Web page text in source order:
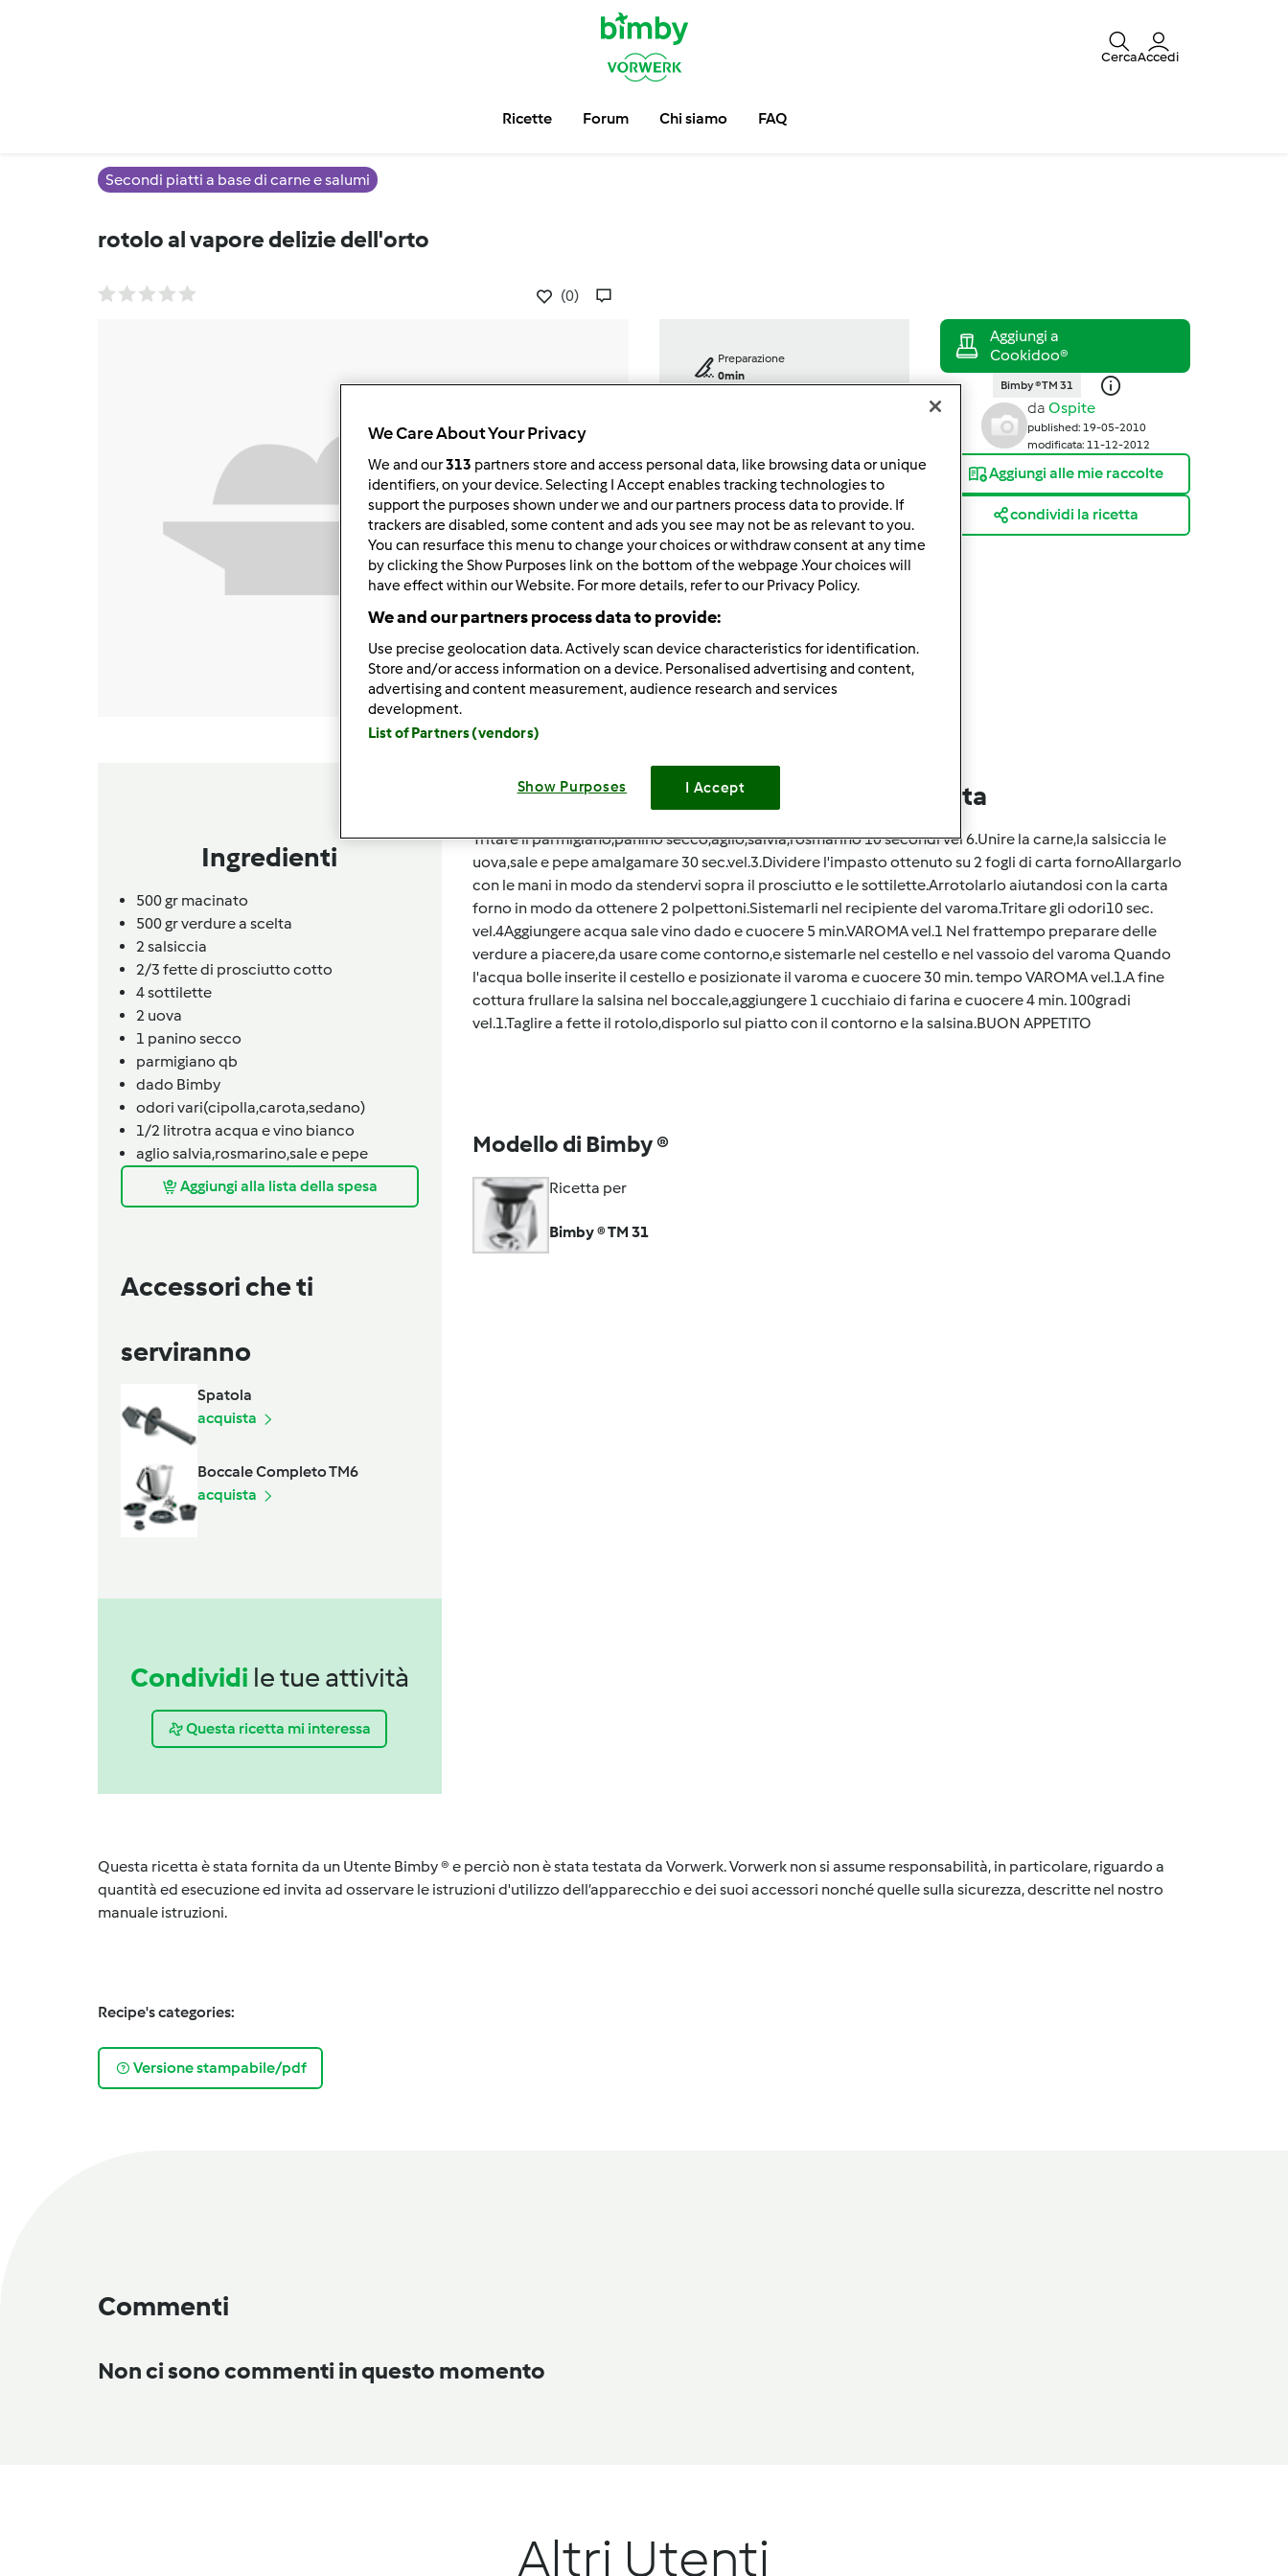
CercaAccedi
Ricette Forum Chi siamo FAQ
Secondi piatti a base di carne e salumi
rotolo al vapore delizie dell'orto
(0)
Preparazione
0min
0min
porzione/porzioni
0pezzo/pezzi
Difficoltà
--
Bimby ® TM 31
da Ospite
published: 19-05-2010
modificata: 11-12-2012
Aggiungi alle mie raccolte
condividi la ricetta
Ingredienti
500 gr macinato
500 gr verdure a scelta
2 salsiccia
2/3 fettedi prosciutto cotto
4 sottilette
2 uova
1 panino secco
parmigiano qb
dado Bimby
odori vari(cipolla,carota,sedano)
1/2 litrotra acqua e vino bianco
aglio salvia,rosmarino,sale e pepe
Aggiungi alla lista della spesa
Accessori che ti
serviranno
Spatola
acquista
Boccale Completo TM6
acquista
Condividi le tue attività
Questa ricetta mi interessa
Preparazione della ricetta
Tritare il parmigiano,panino secco,aglio,salvia,rosmarino 10 secondi vel 6.Unire la carne,la salsiccia le
uova,sale e pepe amalgamare 30 sec.vel.3.Dividere l'impasto ottenuto su 2 fogli di carta fornoAllargarlo
con le mani in modo da stendervi sopra il prosciutto e le sottilette.Arrotolarlo aiutandosi con la carta
forno in modo da ottenere 2 polpettoni.Sistemarli nel recipiente del varoma.Tritare gli odori10 sec.
vel.4Aggiungere acqua sale vino dado e cuocere 5 min.VAROMA vel.1 Nel frattempo preparare delle
verdure a piacere,da usare come contorno,e sistemarle nel cestello e nel vassoio del varoma Quando
l'acqua bolle inserite il cestello e posizionate il varoma e cuocere 30 min. tempo VAROMA vel.1.A fine
cottura frullare la salsina nel boccale,aggiungere 1 cucchiaio di farina e cuocere 4 min. 100gradi
vel.1.Taglire a fette il rotolo,disporlo sul piatto con il contorno e la salsina.BUON APPETITO
Modello di Bimby ®
Ricetta per
Bimby ® TM 31
Questa ricetta è stata fornita da un Utente Bimby ® e perciò non è stata testata da Vorwerk. Vorwerk non si assume responsabilità, in particolare, riguardo a
quantità ed esecuzione ed invita ad osservare le istruzioni d'utilizzo dell’apparecchio e dei suoi accessori nonché quelle sulla sicurezza, descritte nel nostro
manuale istruzioni.
Recipe's categories:
Versione stampabile/pdf
Commenti
Non ci sono commenti in questo momento
Altri Utenti
We Care About Your Privacy
We and our313 partners store and access personal data, like browsing data or unique
identifiers, on your device. Selecting I Accept enables tracking technologies to
support the purposes shown under we and our partners process data to provide. If
trackers are disabled, some content and ads you see may not be as relevant to you.
You can resurface this menu to change your choices or withdraw consent at any time
by clicking the Show Purposes link on the bottom of the webpage .Your choices will
have effect within our Website. For more details, refer to our Privacy Policy.
We and our partners process data to provide:
Use precise geolocation data. Actively scan device characteristics for identification.
Store and/or access information on a device. Personalised advertising and content,
advertising and content measurement, audience research and services
development.
List of Partners (vendors)
Show Purposes I Accept